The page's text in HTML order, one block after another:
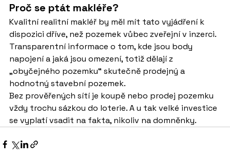
Proč se ptát makléře?
Kvalitní realitní makléř by měl mít tato vyjádření k
dispozici dříve, než pozemek vůbec zveřejní v inzerci.
Transparentní informace o tom, kde jsou body
napojení a jaká jsou omezení, totiž dělají z
„obyčejného pozemku“ skutečně prodejný a
hodnotný stavební pozemek.
Bez prověřených sítí je koupě nebo prodej pozemku
vždy trochu sázkou do loterie. A u tak velké investice
se vyplatí vsadit na fakta, nikoliv na domněnky.